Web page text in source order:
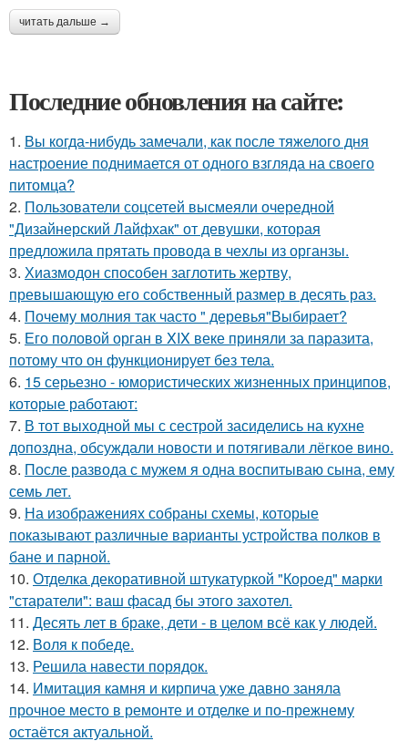
читать дальше →
Последние обновления на сайте:
1. Вы когда-нибудь замечали, как после тяжелого дня
настроение поднимается от одного взгляда на своего
питомца?
2. Пользователи соцсетей высмеяли очередной
"Дизайнерский Лайфхак" от девушки, которая
предложила прятать провода в чехлы из органзы.
3. Хиазмодон способен заглотить жертву,
превышающую его собственный размер в десять раз.
4. Почему молния так часто " деревья"Выбирает?
5. Его половой орган в XIX веке приняли за паразита,
потому что он функционирует без тела.
6. 15 серьезно - юмористических жизненных принципов,
которые работают:
7. В тот выходной мы с сестрой засиделись на кухне
допоздна, обсуждали новости и потягивали лёгкое вино.
8. После развода с мужем я одна воспитываю сына, ему
семь лет.
9. На изображениях собраны схемы, которые
показывают различные варианты устройства полков в
бане и парной.
10. Отделка декоративной штукатуркой "Короед" марки
"старатели": ваш фасад бы этого захотел.
11. Десять лет в браке, дети - в целом всё как у людей.
12. Воля к победе.
13. Решила навести порядок.
14. Имитация камня и кирпича уже давно заняла
прочное место в ремонте и отделке и по-прежнему
остаётся актуальной.